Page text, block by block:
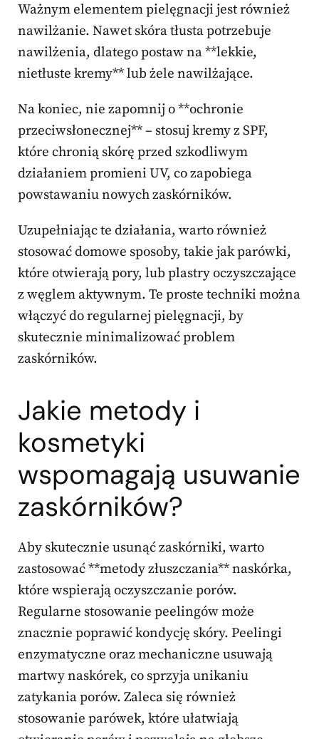
Ważnym elementem pielęgnacji jest również
nawilżanie. Nawet skóra tłusta potrzebuje
nawilżenia, dlatego postaw na **lekkie,
nietłuste kremy** lub żele nawilżające.
Na koniec, nie zapomnij o **ochronie
przeciwsłonecznej** – stosuj kremy z SPF,
które chronią skórę przed szkodliwym
działaniem promieni UV, co zapobiega
powstawaniu nowych zaskórników.
Uzupełniając te działania, warto również
stosować domowe sposoby, takie jak parówki,
które otwierają pory, lub plastry oczyszczające
z węglem aktywnym. Te proste techniki można
włączyć do regularnej pielęgnacji, by
skutecznie minimalizować problem
zaskórników.
Jakie metody i
kosmetyki
wspomagają usuwanie
zaskórników?
Aby skutecznie usunąć zaskórniki, warto
zastosować **metody złuszczania** naskórka,
które wspierają oczyszczanie porów.
Regularne stosowanie peelingów może
znacznie poprawić kondycję skóry. Peelingi
enzymatyczne oraz mechaniczne usuwają
martwy naskórek, co sprzyja unikaniu
zatykania porów. Zaleca się również
stosowanie parówek, które ułatwiają